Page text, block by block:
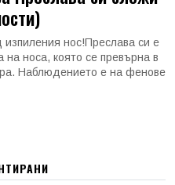
нос!Преслава си е
на носа, която се превърна в
Наблюдението е на фенове